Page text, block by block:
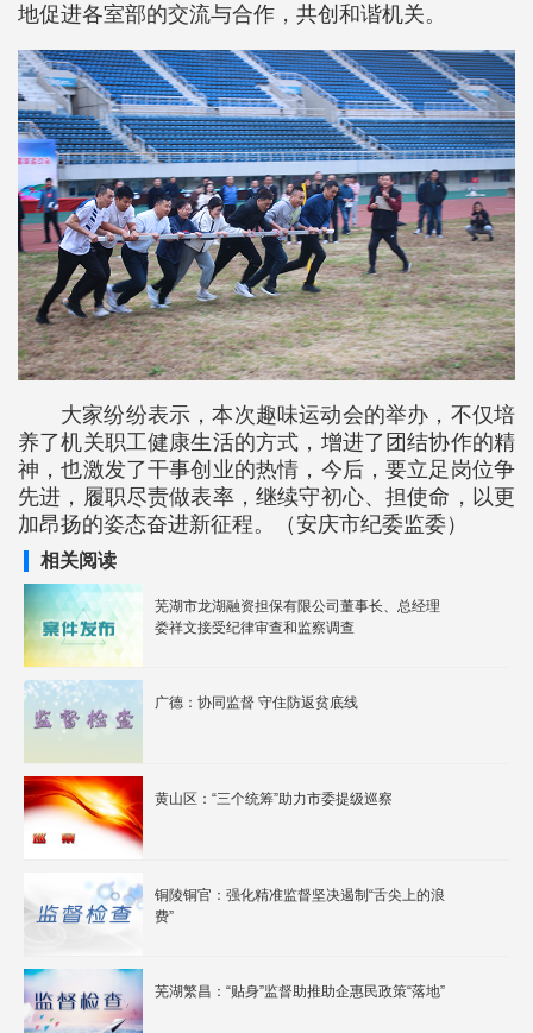
地促进各室部的交流与合作，共创和谐机关。
大家纷纷表示，本次趣味运动会的举办，不仅培
养了机关职工健康生活的方式，增进了团结协作的精
神，也激发了干事创业的热情，今后，要立足岗位争
先进，履职尽责做表率，继续守初心、担使命，以更
加昂扬的姿态奋进新征程。（安庆市纪委监委）
相关阅读
芜湖市龙湖融资担保有限公司董事长、总经理
娄祥文接受纪律审查和监察调查
广德：协同监督 守住防返贫底线
黄山区：“三个统筹”助力市委提级巡察
铜陵铜官：强化精准监督坚决遏制“舌尖上的浪
费”
芜湖繁昌：“贴身”监督助推助企惠民政策“落地”